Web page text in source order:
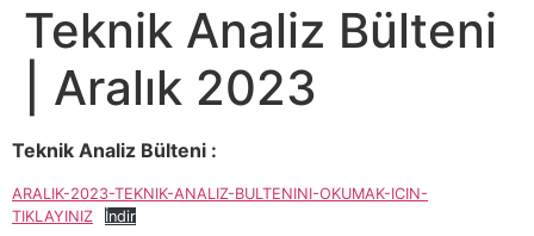
Teknik Analiz Bülteni
| Aralık 2023
Teknik Analiz Bülteni :
ARALIK-2023-TEKNIK-ANALIZ-BULTENINI-OKUMAK-ICIN-
TIKLAYINIZ
İndir